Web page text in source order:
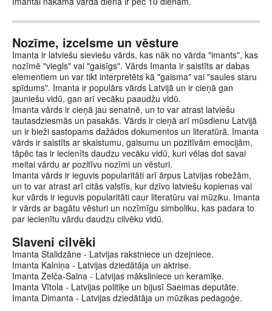
Nozīme, izcelsme un vēsture
Imanta ir latviešu sieviešu vārds, kas nāk no vārda "imants", kas
nozīmē "viegls" vai "gaisīgs". Vārds Imanta ir saistīts ar dabas
elementiem un var tikt interpretēts kā "gaisma" vai "saules staru
spīdums". Imanta ir populārs vārds Latvijā un ir cieņā gan
jauniešu vidū, gan arī vecāku paaudžu vidū.
Imanta vārds ir cieņā jau senatnē, un to var atrast latviešu
tautasdziesmās un pasakās. Vārds ir cieņā arī mūsdienu Latvijā
un ir bieži sastopams dažādos dokumentos un literatūrā. Imanta
vārds ir saistīts ar skaistumu, gaisumu un pozitīvām emocijām,
tāpēc tas ir iecienīts daudzu vecāku vidū, kuri vēlas dot savai
meitai vārdu ar pozitīvu nozīmi un vēsturi.
Imanta vārds ir ieguvis popularitāti arī ārpus Latvijas robežām,
un to var atrast arī citās valstīs, kur dzīvo latviešu kopienas vai
kur vārds ir ieguvis popularitāti caur literatūru vai mūziku. Imanta
ir vārds ar bagātu vēsturi un nozīmīgu simboliku, kas padara to
par iecienītu vārdu daudzu cilvēku vidū.
Slaveni cilvēki
Imanta Stalidzāne - Latvijas rakstniece un dzejniece.
Imanta Kalniņa - Latvijas dziedātāja un aktrise.
Imanta Zelča-Salna - Latvijas māksliniece un keramiķe.
Imanta Vītola - Latvijas politiķe un bijusī Saeimas deputāte.
Imanta Dimanta - Latvijas dziedātāja un mūzikas pedagoģe.